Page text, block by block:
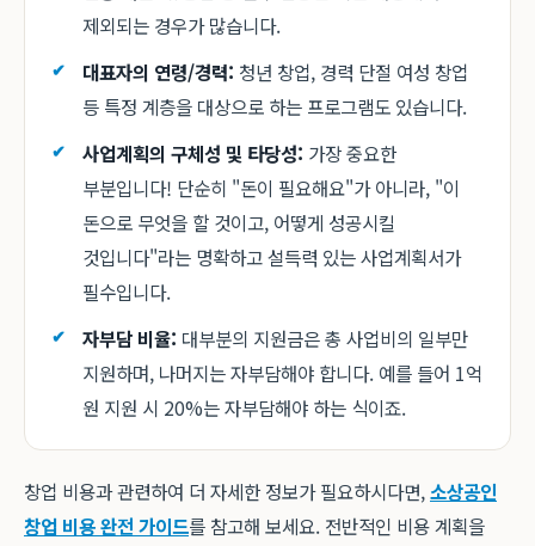
제외되는 경우가 많습니다.
대표자의 연령/경력: 청년 창업, 경력 단절 여성 창업
등 특정 계층을 대상으로 하는 프로그램도 있습니다.
사업계획의 구체성 및 타당성: 가장 중요한
부분입니다! 단순히 "돈이 필요해요"가 아니라, "이
돈으로 무엇을 할 것이고, 어떻게 성공시킬
것입니다"라는 명확하고 설득력 있는 사업계획서가
필수입니다.
자부담 비율: 대부분의 지원금은 총 사업비의 일부만
지원하며, 나머지는 자부담해야 합니다. 예를 들어 1억
원 지원 시 20%는 자부담해야 하는 식이죠.
창업 비용과 관련하여 더 자세한 정보가 필요하시다면,소상공인
창업 비용 완전 가이드를 참고해 보세요. 전반적인 비용 계획을